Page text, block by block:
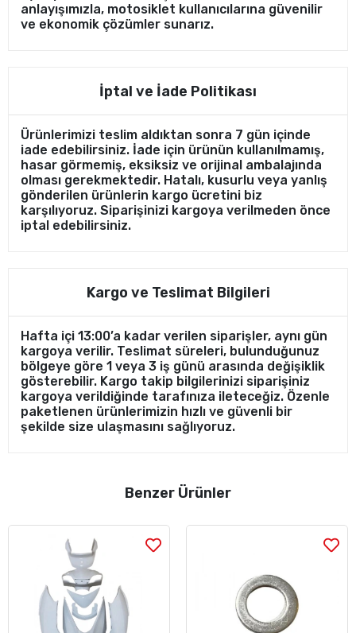
anlayışımızla, motosiklet kullanıcılarına güvenilir
ve ekonomik çözümler sunarız.
İptal ve İade Politikası
Ürünlerimizi teslim aldıktan sonra 7 gün içinde
iade edebilirsiniz. İade için ürünün kullanılmamış,
hasar görmemiş, eksiksiz ve orijinal ambalajında
olması gerekmektedir. Hatalı, kusurlu veya yanlış
gönderilen ürünlerin kargo ücretini biz
karşılıyoruz. Siparişinizi kargoya verilmeden önce
iptal edebilirsiniz.
Kargo ve Teslimat Bilgileri
Hafta içi 13:00’a kadar verilen siparişler, aynı gün
kargoya verilir. Teslimat süreleri, bulunduğunuz
bölgeye göre 1 veya 3 iş günü arasında değişiklik
gösterebilir. Kargo takip bilgilerinizi siparişiniz
kargoya verildiğinde tarafınıza ileteceğiz. Özenle
paketlenen ürünlerimizin hızlı ve güvenli bir
şekilde size ulaşmasını sağlıyoruz.
Benzer Ürünler